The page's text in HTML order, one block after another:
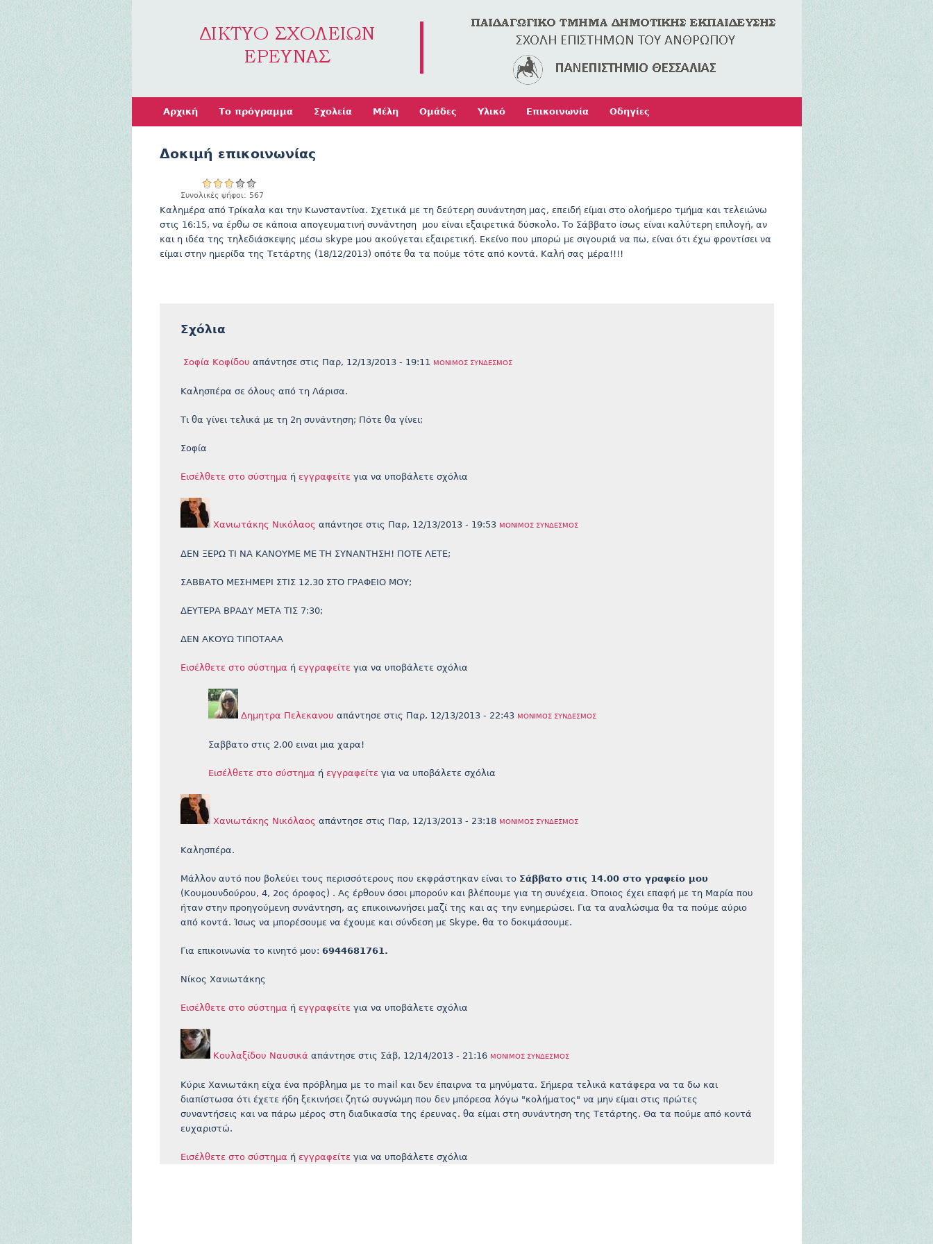
Αρχική Το πρόγραμμα Σχολεία Μέλη Ομάδες Υλικό Επικοινωνία Οδηγίες
Δοκιμή επικοινωνίας
Συνολικές ψήφοι: 567
Καλημέρα από Τρίκαλα και την Κωνσταντίνα. Σχετικά με τη δεύτερη συνάντηση μας, επειδή είμαι στο ολοήμερο τμήμα και τελειώνω
στις 16:15, να έρθω σε κάποια απογευματινή συνάντηση μου είναι εξαιρετικά δύσκολο. Το Σάββατο ίσως είναι καλύτερη επιλογή, αν
και η ιδέα της τηλεδιάσκεψης μέσω skype μου ακούγεται εξαιρετική. Εκείνο που μπορώ με σιγουριά να πω, είναι ότι έχω φροντίσει να
είμαι στην ημερίδα της Τετάρτης (18/12/2013) οπότε θα τα πούμε τότε από κοντά. Καλή σας μέρα!!!!
Σχόλια
Σοφία Κοφίδου απάντησε στις Παρ, 12/13/2013 - 19:11 ΜΌΝΙΜΟΣ ΣΎΝΔΕΣΜΟΣ
Καλησπέρα σε όλους από τη Λάρισα.
Τι θα γίνει τελικά με τη 2η συνάντηση; Πότε θα γίνει;
Σοφία
Εισέλθετε στο σύστημα ή εγγραφείτεγια να υποβάλετε σχόλια
Χανιωτάκης Νικόλαος απάντησε στις Παρ, 12/13/2013 - 19:53 ΜΌΝΙΜΟΣ ΣΎΝΔΕΣΜΟΣ
ΔΕΝ ΞΕΡΩ ΤΙ ΝΑ ΚΑΝΟΥΜΕ ΜΕ ΤΗ ΣΥΝΑΝΤΗΣΗ! ΠΟΤΕ ΛΕΤΕ;
ΣΑΒΒΑΤΟ ΜΕΣΗΜΕΡΙ ΣΤΙΣ 12.30 ΣΤΟ ΓΡΑΦΕΙΟ ΜΟΥ;
ΔΕΥΤΕΡΑ ΒΡΑΔΥ ΜΕΤΑ ΤΙΣ 7:30;
ΔΕΝ ΑΚΟΥΩ ΤΙΠΟΤΑΑΑ
Εισέλθετε στο σύστημα ή εγγραφείτεγια να υποβάλετε σχόλια
Δημητρα Πελεκανου απάντησε στις Παρ, 12/13/2013 - 22:43 ΜΌΝΙΜΟΣ ΣΎΝΔΕΣΜΟΣ
Σαββατο στις 2.00 ειναι μια χαρα!
Εισέλθετε στο σύστημα ή εγγραφείτεγια να υποβάλετε σχόλια
Χανιωτάκης Νικόλαος απάντησε στις Παρ, 12/13/2013 - 23:18 ΜΌΝΙΜΟΣ ΣΎΝΔΕΣΜΟΣ
Καλησπέρα.
Μάλλον αυτό που βολεύει τους περισσότερους που εκφράστηκαν είναι το Σάββατο στις 14.00 στο γραφείο μου
(Κουμουνδούρου, 4, 2ος όροφος) . Ας έρθουν όσοι μπορούν και βλέπουμε για τη συνέχεια. Όποιος έχει επαφή με τη Μαρία που
ήταν στην προηγούμενη συνάντηση, ας επικοινωνήσει μαζί της και ας την ενημερώσει. Για τα αναλώσιμα θα τα πούμε αύριο
από κοντά. Ίσως να μπορέσουμε να έχουμε και σύνδεση με Skype, θα το δοκιμάσουμε.
Για επικοινωνία το κινητό μου: 6944681761.
Νίκος Χανιωτάκης
Εισέλθετε στο σύστημα ή εγγραφείτεγια να υποβάλετε σχόλια
Κουλαξίδου Ναυσικά απάντησε στις Σάβ, 12/14/2013 - 21:16 ΜΌΝΙΜΟΣ ΣΎΝΔΕΣΜΟΣ
Κύριε Χανιωτάκη είχα ένα πρόβλημα με το mail και δεν έπαιρνα τα μηνύματα. Σήμερα τελικά κατάφερα να τα δω και
διαπίστωσα ότι έχετε ήδη ξεκινήσει ζητώ συγνώμη που δεν μπόρεσα λόγω "κολήματος" να μην είμαι στις πρώτες
συναντήσεις και να πάρω μέρος στη διαδικασία της έρευνας. θα είμαι στη συνάντηση της Τετάρτης. Θα τα πούμε από κοντά
ευχαριστώ.
Εισέλθετε στο σύστημα ή εγγραφείτεγια να υποβάλετε σχόλια